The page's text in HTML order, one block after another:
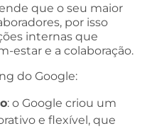
que o seu maior
por isso
internas que
estar e a colaboração.
do Google:
: o Google criou um
e flexível, que